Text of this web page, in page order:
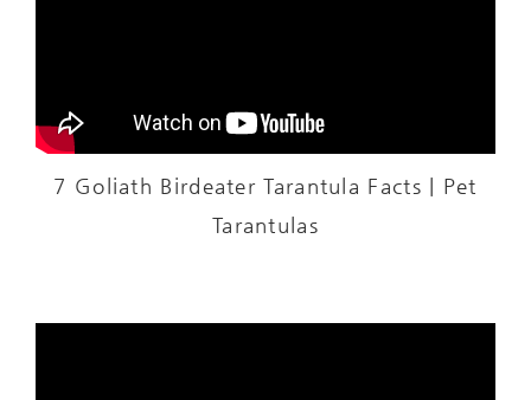
7 Goliath Birdeater Tarantula Facts | Pet
Tarantulas